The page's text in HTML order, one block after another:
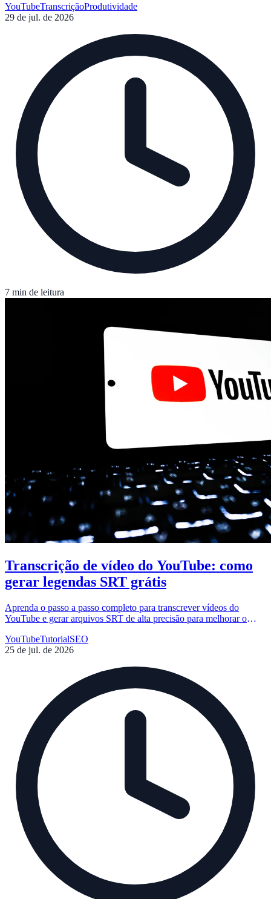
YouTubeTranscriçãoProdutividade
29 de jul. de 2026
7 min de leitura
Transcrição de vídeo do YouTube: como
gerar legendas SRT grátis
Aprenda o passo a passo completo para transcrever vídeos do
YouTube e gerar arquivos SRT de alta precisão para melhorar o
YouTubeTutorialSEO
25 de jul. de 2026